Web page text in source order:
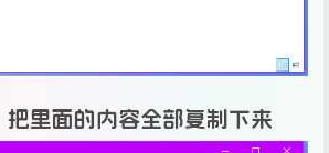
把里面的内容全部复制下来